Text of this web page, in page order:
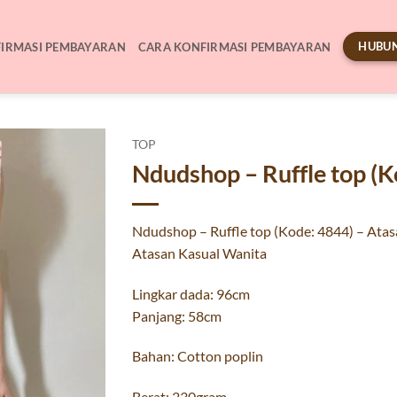
PEMBAYARAN CARA KONFIRMASI PEMBAYARAN
TOP
Ndudshop – Ruffle top
Ndudshop – Ruffle top (Kode: 4844) –
Atasan Kasual Wanita
Lingkar dada: 96cm
Panjang: 58cm
Bahan: Cotton poplin